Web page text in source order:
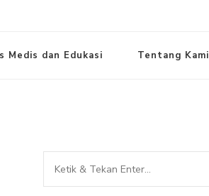
Medis dan Edukasi Tentang Kami
Mencari
Sesuatu?